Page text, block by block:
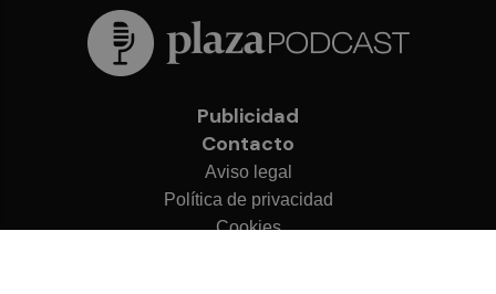
Publicidad
Contacto
Aviso legal
Política de privacidad
Cookies